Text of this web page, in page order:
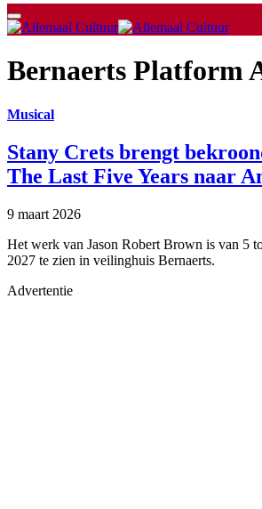
Bernaerts Platform
Musical
Stany Crets brengt
The Last Five Years naar
9 maart 2026
Het werk van Jason Robert Brown is van 5
2027 te zien in veilinghuis Bernaerts.
Advertentie